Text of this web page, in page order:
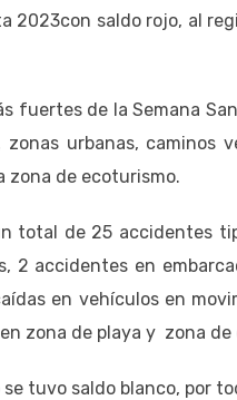
2023con saldo rojo, al
fuertes de la Semana
urbanas,
zona de ecoturismo.
total de 25 accidentes
2 accidentes en
en vehículos en
zona de playa y zona de
tuvo saldo blanco, por